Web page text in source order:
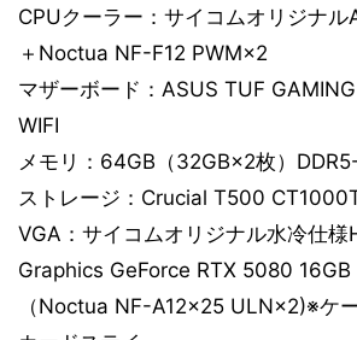
CPUクーラー：サイコムオリジナ
＋Noctua NF-F12 PWM×2
マザーボード：ASUS TUF
WIFI
メモリ：64GB（32GB×2枚）
ストレージ：Crucial T500
VGA：サイコムオリジナル水冷仕
Graphics GeForce RTX 5080 16GB
（Noctua NF-A12x25 ULN×2)※ケ